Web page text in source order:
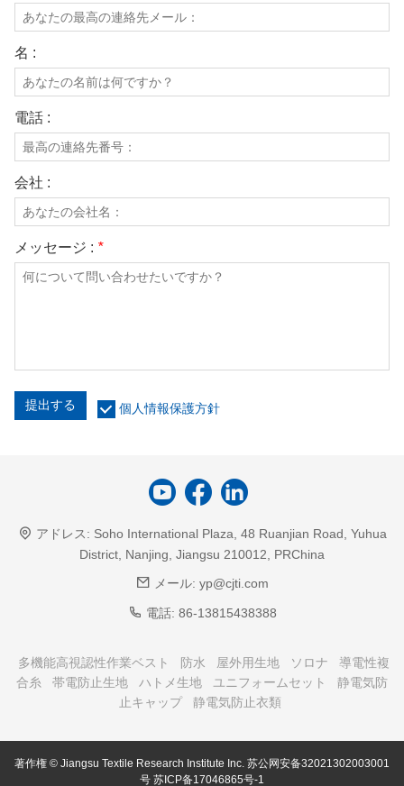
名 :
電話 :
会社 :
メッセージ : *
提出する 個人情報保護方針
アドレス: Soho International Plaza, 48 Ruanjian Road, Yuhua
District, Nanjing, Jiangsu 210012, PRChina
メール: yp@cjti.com
電話: 86-13815438388
多機能高視認性作業ベスト 防水 屋外用生地 ソロナ
導電性複
合糸
帯電防止生地 ハトメ生地 ユニフォームセット
静電気防
止キャップ
静電気防止衣類
著作権 © Jiangsu Textile Research Institute Inc. 苏公网安备32021302003001
号 苏ICP备17046865号-1